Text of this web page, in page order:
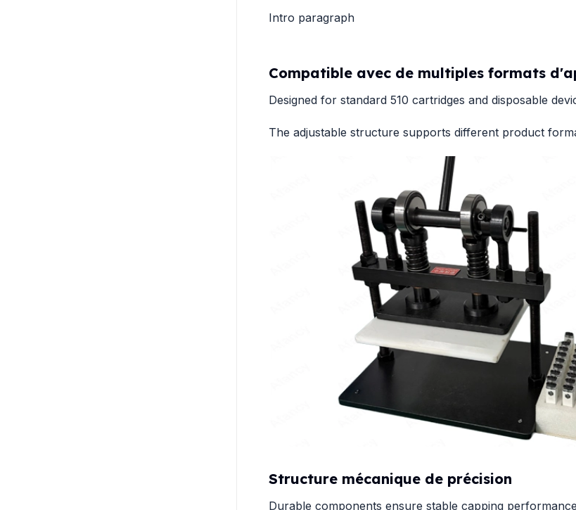
Intro paragraph
Compatible avec de multiples formats
Designed for standard 510 cartridges and disposable
The adjustable structure supports different product
Structure mécanique de précision
Durable components ensure stable capping